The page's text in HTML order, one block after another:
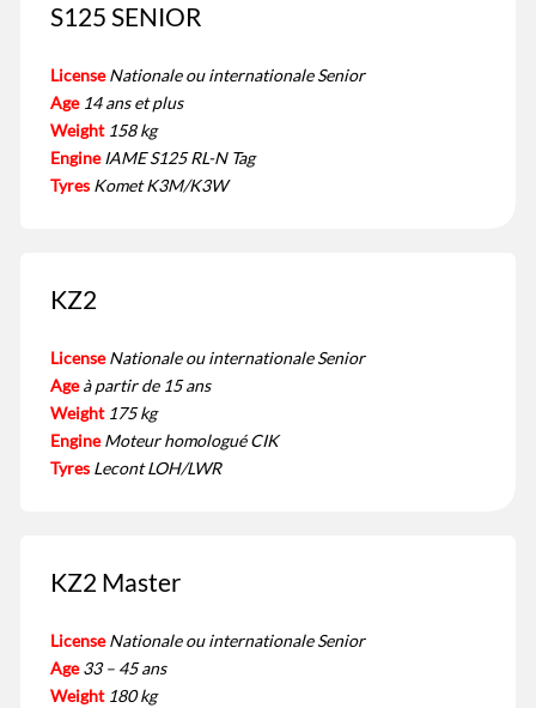
S125 SENIOR
License Nationale ou internationale Senior
Age 14 ans et plus
Weight 158 kg
Engine IAME S125 RL-N Tag
Tyres Komet K3M/K3W
KZ2
License Nationale ou internationale Senior
Age à partir de 15 ans
Weight 175 kg
Engine Moteur homologué CIK
Tyres Lecont LOH/LWR
KZ2 Master
License Nationale ou internationale Senior
Age 33 – 45 ans
Weight 180 kg